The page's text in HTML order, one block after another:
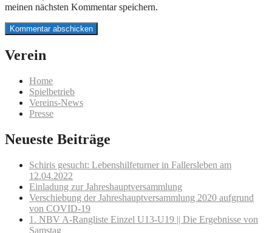
meinen nächsten Kommentar speichern.
Verein
Home
Spielbetrieb
Vereins-News
Presse
Neueste Beiträge
Schiris gesucht: Lebenshilfeturner in Fallersleben am
12.04.2022
Einladung zur Jahreshauptversammlung
Verschiebung der Jahreshauptversammlung 2020 aufgrund
von COVID-19
1. NBV A-Rangliste Einzel U13-U19 || Die Ergebnisse von
Samstag